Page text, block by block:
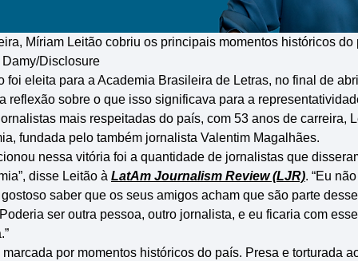
Míriam Leitão cobriu os principais momentos históricos do
Disclosure
foi eleita para a Academia Brasileira de Letras, no final de
reflexão sobre o que isso significava para a
mais respeitadas do país, com 53 anos de carreira,
fundada pelo também jornalista Valentim Magalhães.
nessa vitória foi a quantidade de jornalistas que
disse Leitão à LatAm Journalism Review (LJR). “Eu
saber que os seus amigos acham que são parte
ser outra pessoa, outro jornalista, e eu ficaria com
por momentos históricos do país. Presa e torturada